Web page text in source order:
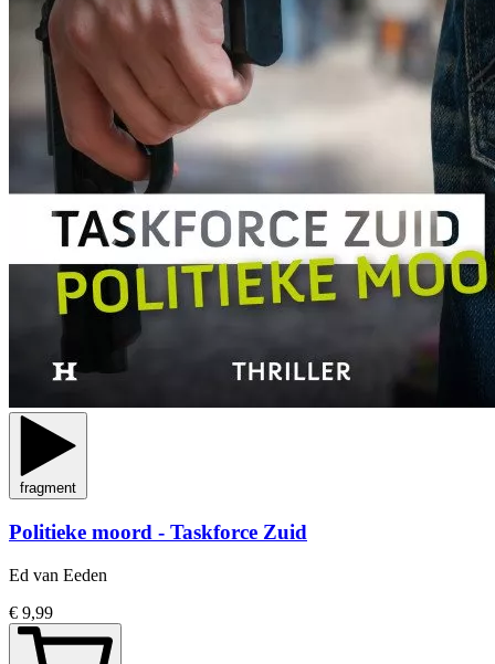
fragment
Politieke moord - Taskforce Zuid
Ed van Eeden
€ 9,99